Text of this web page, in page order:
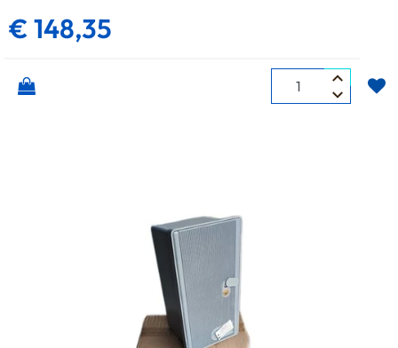
€ 148,35
Quantità